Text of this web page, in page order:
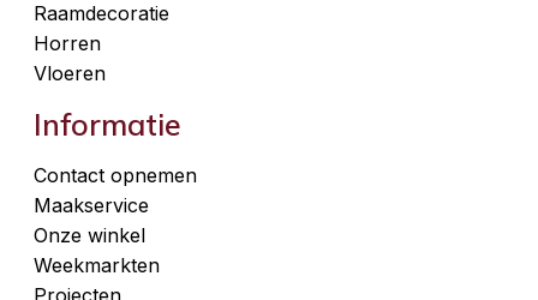
Raamdecoratie
Horren
Vloeren
Informatie
Contact opnemen
Maakservice
Onze winkel
Weekmarkten